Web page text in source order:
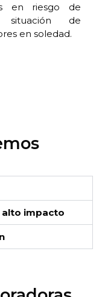
en riesgo de
situación de
en soledad.
alto impacto